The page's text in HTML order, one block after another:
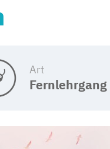
Art
Fernlehrgang